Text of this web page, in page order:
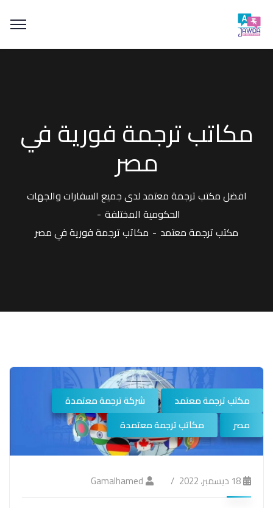
مكاتب ترجمة فورية في
مصر
افضل مكتب ترجمة معتمد لدى جميع السفارات والجهات
الحكومية المختلفة
مكتب ترجمة معتمد
مكاتب ترجمة فورية في مصر
مكتب ترجمة معتمد
شركة ترجمة معتمدة
مصر
مكاتب ترجمة معتمدة
18 ديسمبر، 2022 Gamalhamed